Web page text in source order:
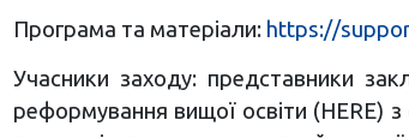
Програма та матеріали: https://
Учасники заходу: представники
реформування вищої освіти (HERE) з